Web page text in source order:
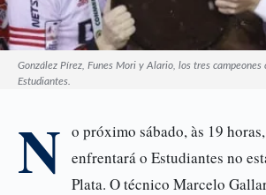
González Pírez, Funes Mori y Alario, los tres campeones
Estudiantes.
N o próximo sábado, às 19
enfrentará o Estudiantes no
Plata. O técnico Marcelo